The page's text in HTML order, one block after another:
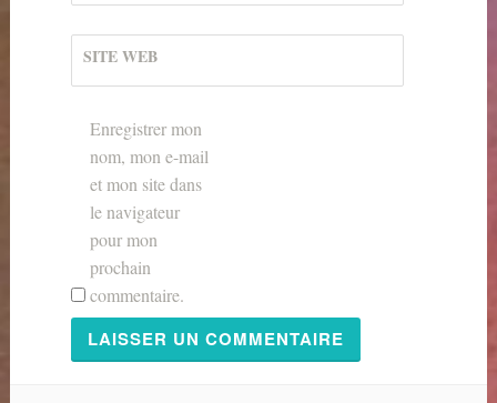
SITE WEB
Enregistrer mon
nom, mon e-mail
et mon site dans
le navigateur
pour mon
prochain
commentaire.